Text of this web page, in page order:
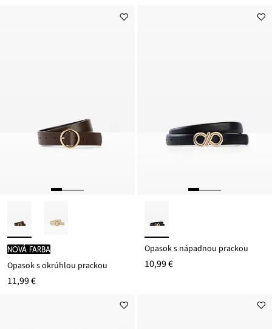
nová farba
Opasok s okrúhlou prackou
11,99 €
Opasok s nápadnou prackou
10,99 €